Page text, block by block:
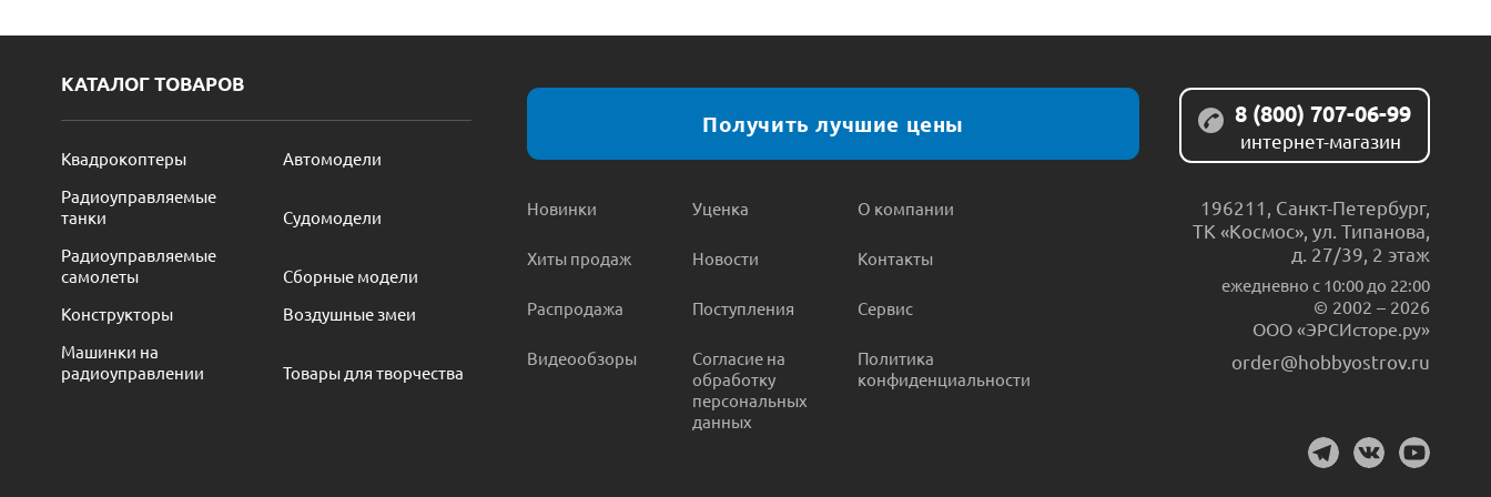
КАТАЛОГ ТОВАРОВ
Квадрокоптеры
Автомодели
Радиоуправляемые
танки
Судомодели
Радиоуправляемые
самолеты
Сборные модели
Конструкторы
Воздушные змеи
Машинки на
радиоуправлении
Товары для творчества
Получить лучшие цены
Новинки
Хиты продаж
Распродажа
Видеообзоры
Уценка
Новости
Поступления
Согласие на
обработку
персональных
данных
О компании
Контакты
Сервис
Политика
конфиденциальности
8 (800) 707-06-99
интернет-магазин
196211 Санкт-Петербург,
ТК «Космос», ул. Типанова,
д. 27/39, 2 этаж
ежедневно c 10:00 до 22:00
© 2002 – 2026
ООО «ЭРСИсторе.ру»
order@hobbyostrov.ru